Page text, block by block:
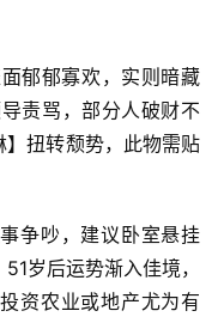
郁郁寡欢，实则暗藏
责骂，部分人破财不
扭转颓势，此物需贴
争吵，建议卧室悬挂
岁后运势渐入佳境，
资农业或地产尤为有